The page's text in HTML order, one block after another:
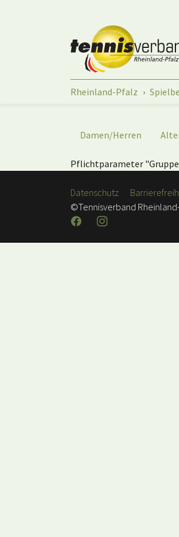
Sie sind hier:
Rheinland-Pfalz
Damen/Herren
Pflichtparameter
Datenschutz
©Tennisverband
FacebookInstagram